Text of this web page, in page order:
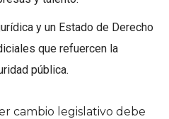
y un Estado de Derecho
que refuercen la
pública.
cambio legislativo debe